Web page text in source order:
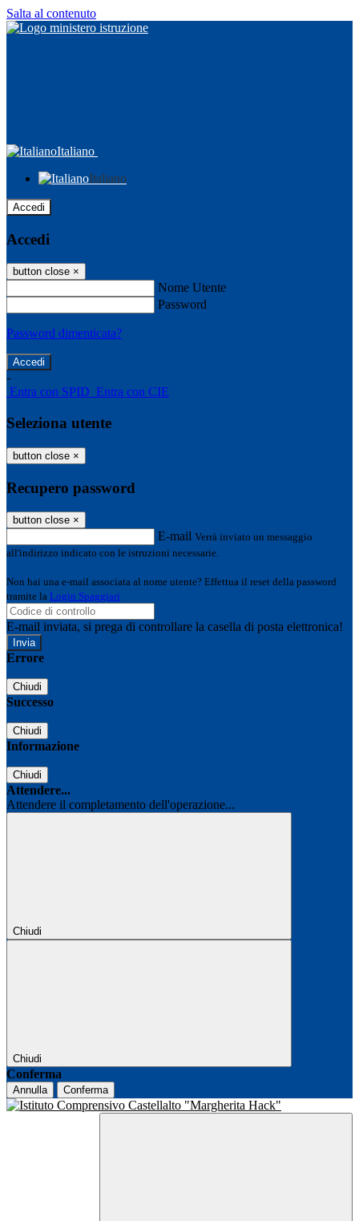
Salta al contenuto
Italiano
Italiano
Accedi
Accedi
button close ×
Nome Utente
Password
Password dimenticata?
-
Entra con SPID Entra con CIE
Seleziona utente
button close ×
Recupero password
button close ×
E-mail Verrà inviato un messaggio
all'indirizzo indicato con le istruzioni necessarie.
Non hai una e-mail associata al nome utente? Effettua il reset della password
tramite la Login Spaggiari
E-mail inviata, si prega di controllare la casella di posta elettronica!
Errore
Chiudi
Successo
Chiudi
Informazione
Chiudi
Attendere...
Attendere il completamento dell'operazione...
Chiudi
Chiudi
Conferma
Annulla Conferma